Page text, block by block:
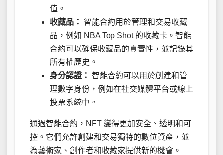
值。
收藏品： 智能合約用於管理和交易收藏
品，例如 NBA Top Shot 的收藏卡。智能
合約可以確保收藏品的真實性，並記錄其
所有權歷史。
身分認證： 智能合約可以用於創建和管
理數字身份，例如在社交媒體平台或線上
投票系統中。
通過智能合約，NFT 變得更加安全、透明和可
控。它們允許創建和交易獨特的數位資產，並
為藝術家、創作者和收藏家提供新的機會。